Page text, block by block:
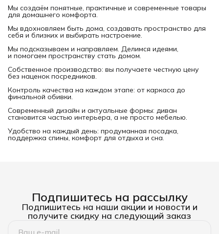
Мы создаём понятные, практичные и современные товары
для домашнего комфорта.
Мы вдохновляем быть дома, создавать пространство для
себя и близких и выбирать настроение.
Мы подсказываем и направляем. Делимся идеями,
и помогаем пространству стать домом.
Собственное производство: вы получаете честную цену
без наценок посредников.
Контроль качества на каждом этапе: от каркаса до
финальной обивки.
Современный дизайн и актуальные формы: диван
становится частью интерьера, а не просто мебелью.
Удобство на каждый день: продуманная посадка,
поддержка спины, комфорт для отдыха и сна.
Подпишитесь на рассылку
Подпишитесь на наши акции и новости и
получите скидку на следующий заказ